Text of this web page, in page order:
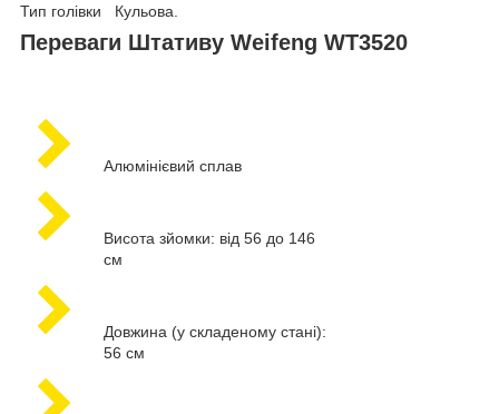
Тип голівки Кульова.
Переваги Штативу Weifeng WT3520
Алюмінієвий сплав
Висота зйомки: від 56 до 146
см
Довжина (у складеному стані):
56 см